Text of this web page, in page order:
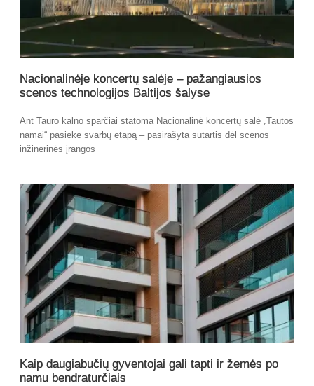
Nacionalinėje koncertų salėje – pažangiausios
scenos technologijos Baltijos šalyse
Ant Tauro kalno sparčiai statoma Nacionalinė koncertų salė „Tautos
namai“ pasiekė svarbų etapą – pasirašyta sutartis dėl scenos
inžinerinės įrangos
Kaip daugiabučių gyventojai gali tapti ir žemės po
namu bendraturčiais